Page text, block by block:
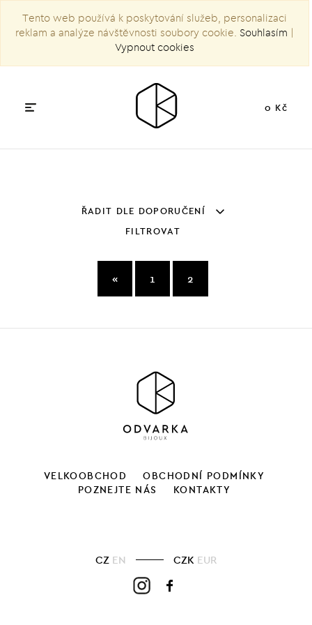
Tento web používá k poskytování služeb, personalizaci
reklam a analýze návštěvnosti soubory cookie. Souhlasím |
Vypnout cookies
0 Kč
ŘADIT DLE DOPORUČENÍ
FILTROVAT
« 1 2
VELKOOBCHOD
OBCHODNÍ PODMÍNKY
POZNEJTE NÁS
KONTAKTY
CZ EN CZK EUR